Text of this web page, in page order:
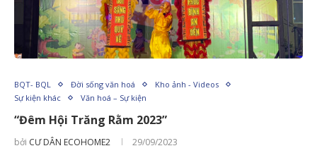
BQT- BQL Đời sống văn hoá
Kho ảnh - Videos
Sự kiện khác
Văn hoá – Sự kiện
“Đêm Hội Trăng Rằm 2023”
bởi CƯ DÂN ECOHOME2 29/09/2023